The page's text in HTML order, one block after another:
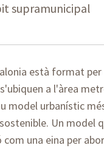
supramunicipal
està format
a l'àrea
model urbanístic
Un model
una eina per